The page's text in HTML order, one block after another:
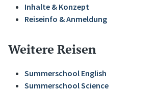
Inhalte & Konzept
Reiseinfo & Anmeldung
Weitere Reisen
Summerschool English
Summerschool Science